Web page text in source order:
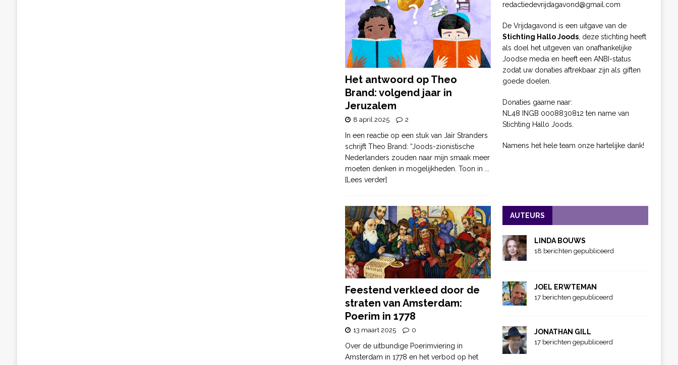
Het antwoord op Theo
Brand: volgend jaar in
Jeruzalem
8 april 2025 2
In een reactie op een stuk van Jaïr Stranders
schrijft Theo Brand: “Joods-zionistische
Nederlanders zouden naar mijn smaak meer
moeten denken in mogelijkheden. Toon in
[Lees verder]
Feestend verkleed door de
straten van Amsterdam:
Poerim in 1778
13 maart 2025 0
Over de uitbundige Poerimviering in
Amsterdam in 1778 en het verbod op het
redactiedevrijdagavond@gmail.com
De Vrijdagavond is een uitgave van de
Stichting Hallo Joods, deze stichting heeft
als doel het uitgeven van onafhankelijke
Joodse media en heeft een ANBI-status
zodat uw donaties aftrekbaar zijn als giften
goede doelen.
Donaties gaarne naar:
NL48 INGB 0008830812 ten name van
Stichting Hallo Joods.
Namens het hele team onze hartelijke dank!
AUTEURS
LINDA BOUWS
18 berichten gepubliceerd
JOEL ERWTEMAN
17 berichten gepubliceerd
JONATHAN GILL
17 berichten gepubliceerd